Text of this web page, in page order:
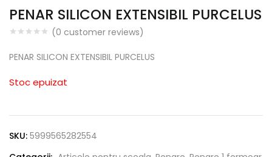
PENAR SILICON EXTENSIBIL PURCELUS
(0 customer reviews)
PENAR SILICON EXTENSIBIL PURCELUS
Stoc epuizat
SKU: 5999565282554